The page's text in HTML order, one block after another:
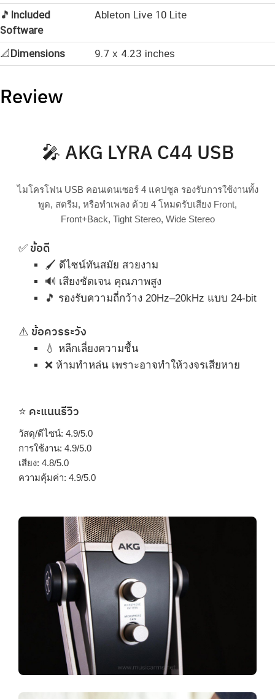
🎵 Included
Software
Ableton Live 10 Lite
📐Dimensions 9.7 x 4.23 inches
Review
🎤 AKG LYRA C44 USB
ไมโครโฟน USB คอนเดนเซอร์ 4 แคปซูล รองรับการใช้งานทั้ง
พูด, สตรีม, หรือทำเพลง ด้วย 4 โหมดรับเสียง Front,
Front+Back, Tight Stereo, Wide Stereo
✅ ข้อดี
🖌️ ดีไซน์ทันสมัย สวยงาม
🔊 เสียงชัดเจน คุณภาพสูง
🎵 รองรับความถี่กว้าง 20Hz–20kHz แบบ 24-bit
⚠️ ข้อควรระวัง
💧 หลีกเลี่ยงความชื้น
❌ ห้ามทำหล่น เพราะอาจทำให้วงจรเสียหาย
⭐ คะแนนรีวิว
วัสดุ/ดีไซน์: 4.9/5.0
การใช้งาน: 4.9/5.0
เสียง: 4.8/5.0
ความคุ้มค่า: 4.9/5.0